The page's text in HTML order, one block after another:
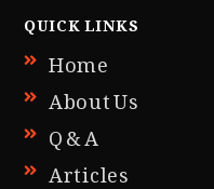
QUICK LINKS
Home
About Us
Q & A
Articles